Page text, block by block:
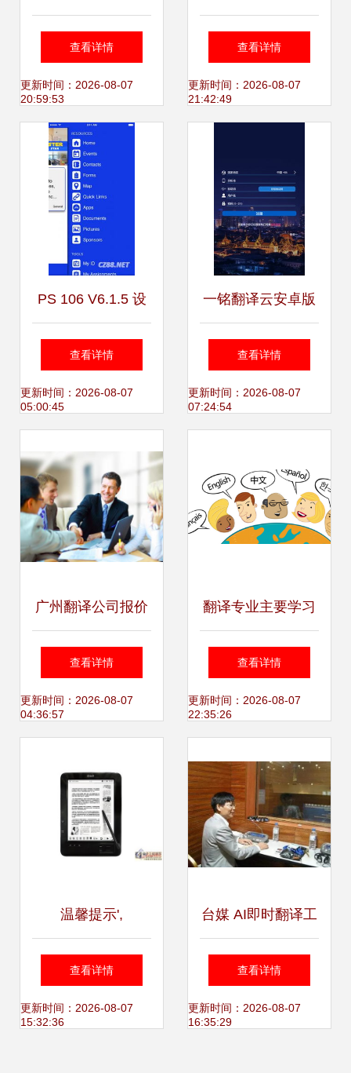
二手模具清关代理
公司图片_高清图
查看详情
更新时间：2026-08-07
20:59:53
声 协助听障儿童成
长康复的趣味语训
查看详情
更新时间：2026-08-07
21:42:49
PS 106 V6.1.5 设
计服务 高效与人性
化的融合
查看详情
更新时间：2026-08-07
05:00:45
一铭翻译云安卓版
免费下载指南 豌豆
荚官网获取高效翻
查看详情
更新时间：2026-08-07
07:24:54
广州翻译公司报价
与专业选择指南
查看详情
更新时间：2026-08-07
04:36:57
翻译专业主要学习
什么？——揭开翻
译服务的核心技能
查看详情
更新时间：2026-08-07
22:35:26
温馨提示',
查看详情
更新时间：2026-08-07
15:32:36
台媒 AI即时翻译工
具实现突破，向谷
歌翻译发起挑战
查看详情
更新时间：2026-08-07
16:35:29